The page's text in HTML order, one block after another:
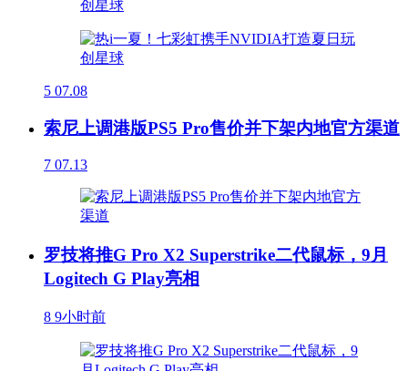
5 07.08
索尼上调港版PS5 Pro售价并下架内地官方渠道
7 07.13
罗技将推G Pro X2 Superstrike二代鼠标，9月
Logitech G Play亮相
8 9小时前